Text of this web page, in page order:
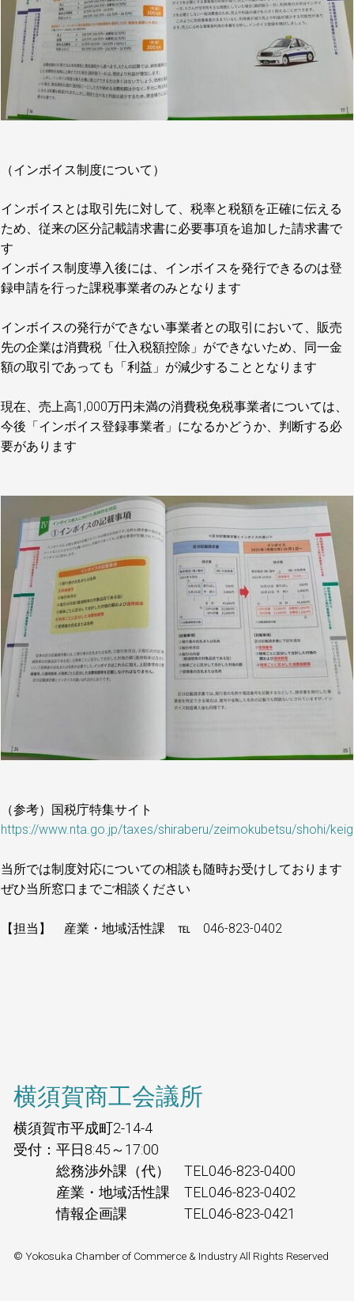
（インボイス制度について）
インボイスとは取引先に対して、税率と税額を正確に伝える
ため、従来の区分記載請求書に必要事項を追加した請求書で
す
インボイス制度導入後には、インボイスを発行できるのは登
録申請を行った課税事業者のみとなります
インボイスの発行ができない事業者との取引において、販売
先の企業は消費税「仕入税額控除」ができないため、同一金
額の取引であっても「利益」が減少することとなります
現在、売上高1,000万円未満の消費税免税事業者については、
今後「インボイス登録事業者」になるかどうか、判断する必
要があります
（参考）国税庁特集サイト
https://www.nta.go.jp/taxes/shiraberu/zeimokubetsu/shohi/
当所では制度対応についての相談も随時お受けしております
ぜひ当所窓口までご相談ください
【担当】 産業・地域活性課 ℡ 046-823-0402
横須賀商工会議所
横須賀市平成町2-14-4
受付：平日8:45～17:00
総務渉外課（代） TEL046-823-0400
産業・地域活性課 TEL046-823-0402
情報企画課 TEL046-823-0421
© Yokosuka Chamber of Commerce & Industry All Rights Reserved